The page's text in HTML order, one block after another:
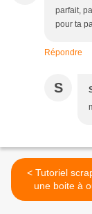
parfait,
pour ta
Répondre
S
< Tutoriel scrapbooking :
une boite à